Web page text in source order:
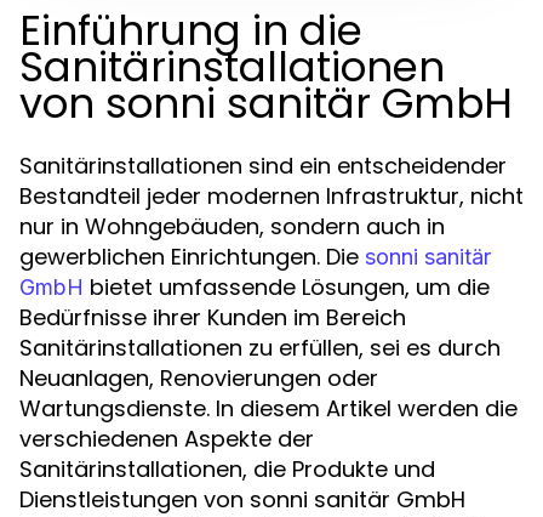
Einführung in die
Sanitärinstallationen
von sonni sanitär GmbH
Sanitärinstallationen sind ein entscheidender
Bestandteil jeder modernen Infrastruktur, nicht
nur in Wohngebäuden, sondern auch in
gewerblichen Einrichtungen. Die sonni sanitär
GmbH bietet umfassende Lösungen, um die
Bedürfnisse ihrer Kunden im Bereich
Sanitärinstallationen zu erfüllen, sei es durch
Neuanlagen, Renovierungen oder
Wartungsdienste. In diesem Artikel werden die
verschiedenen Aspekte der
Sanitärinstallationen, die Produkte und
Dienstleistungen von sonni sanitär GmbH